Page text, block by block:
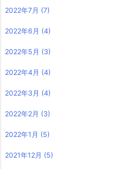
2022年7月 (7)
2022年6月 (4)
2022年5月 (3)
2022年4月 (4)
2022年3月 (4)
2022年2月 (3)
2022年1月 (5)
2021年12月 (5)